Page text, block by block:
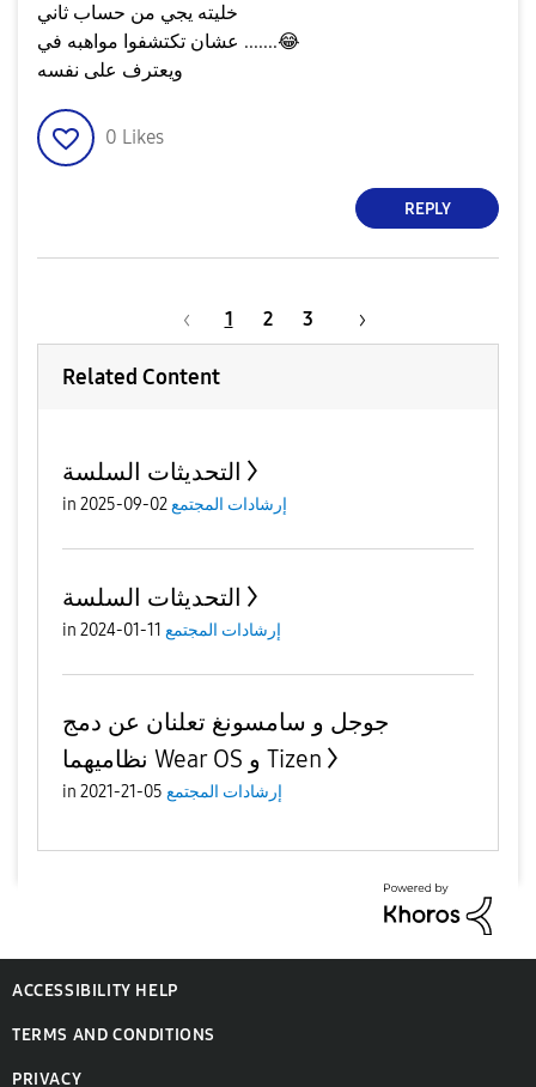
خليته يجي من حساب ثاني
عشان تكتشفوا مواهبه في .......😂
ويعترف على نفسه
0 Likes
REPLY
1 2 3
Related Content
التحديثات السلسة
in إرشادات المجتمع02-09-2025
التحديثات السلسة
in إرشادات المجتمع 11-01-2024
جوجل و سامسونغ تعلنان عن دمج
نظاميهما Wear OS و Tizen
in إرشادات المجتمع 05-21-2021
ACCESSIBILITY HELP
TERMS AND CONDITIONS
PRIVACY